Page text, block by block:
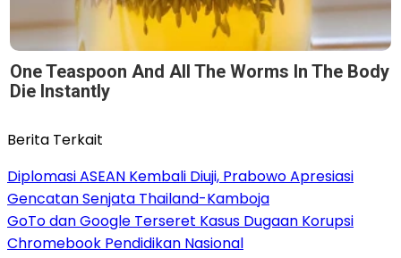
One Teaspoon And All The Worms In The Body
Die Instantly
Berita Terkait
Diplomasi ASEAN Kembali Diuji, Prabowo Apresiasi
Gencatan Senjata Thailand-Kamboja
GoTo dan Google Terseret Kasus Dugaan Korupsi
Chromebook Pendidikan Nasional